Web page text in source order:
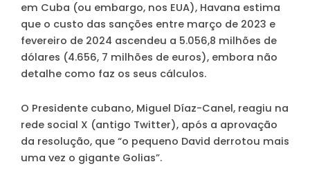
em Cuba (ou embargo, nos EUA), Havana estima
que o custo das sanções entre março de 2023 e
fevereiro de 2024 ascendeu a 5.056,8 milhões de
dólares (4.656, 7 milhões de euros), embora não
detalhe como faz os seus cálculos.
O Presidente cubano, Miguel Díaz-Canel, reagiu na
rede social X (antigo Twitter), após a aprovação
da resolução, que “o pequeno David derrotou mais
uma vez o gigante Golias”.